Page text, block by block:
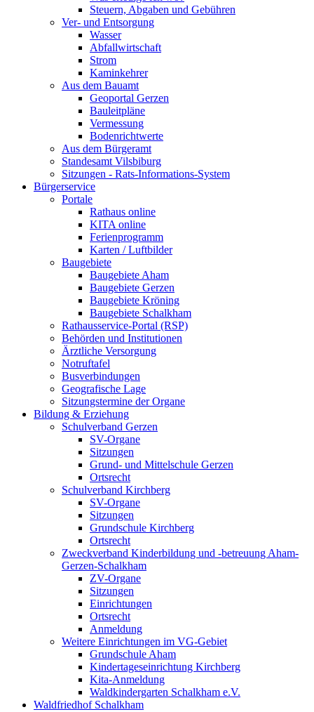
Steuern, Abgaben und Gebühren
Ver- und Entsorgung
Wasser
Abfallwirtschaft
Strom
Kaminkehrer
Aus dem Bauamt
Geoportal Gerzen
Bauleitpläne
Vermessung
Bodenrichtwerte
Aus dem Bürgeramt
Standesamt Vilsbiburg
Sitzungen - Rats-Informations-System
Bürgerservice
Portale
Rathaus online
KITA online
Ferienprogramm
Karten / Luftbilder
Baugebiete
Baugebiete Aham
Baugebiete Gerzen
Baugebiete Kröning
Baugebiete Schalkham
Rathausservice-Portal (RSP)
Behörden und Institutionen
Ärztliche Versorgung
Notruftafel
Busverbindungen
Geografische Lage
Sitzungstermine der Organe
Bildung & Erziehung
Schulverband Gerzen
SV-Organe
Sitzungen
Grund- und Mittelschule Gerzen
Ortsrecht
Schulverband Kirchberg
SV-Organe
Sitzungen
Grundschule Kirchberg
Ortsrecht
Zweckverband Kinderbildung und -betreuung Aham-
Gerzen-Schalkham
ZV-Organe
Sitzungen
Einrichtungen
Ortsrecht
Anmeldung
Weitere Einrichtungen im VG-Gebiet
Grundschule Aham
Kindertageseinrichtung Kirchberg
Kita-Anmeldung
Waldkindergarten Schalkham e.V.
Waldfriedhof Schalkham